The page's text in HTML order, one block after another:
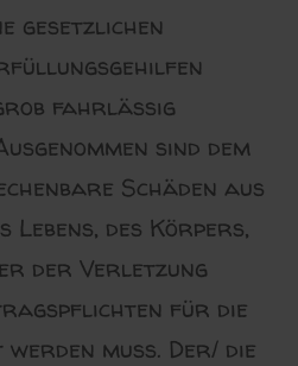
gesetzlichen
fahrlässig
sind dem
Schäden aus
des Körpers,
der Verletzung
für die
muss. Der/ die